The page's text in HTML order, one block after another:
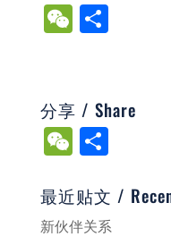
W
h
at
S
e
分享 / Share
W
C
h
S
ar
e
最近贴文 /
新伙伴关系